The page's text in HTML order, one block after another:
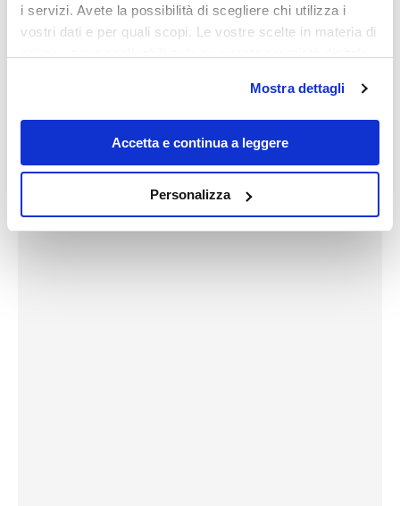
i servizi. Avete la possibilità di scegliere chi utilizza i
vostri dati e per quali scopi. Le vostre scelte in materia di
modificare o revocare il proprio consenso in qualsiasi
momento dalla Dichiarazione sui cookie o facendo clic
sull'icona di attivazione della privacy.
raccogliere informazioni sulla tua posizione
geografica, con un'approssimazione di qualche
Mostra dettagli
Accetta e continua a leggere
Personalizza